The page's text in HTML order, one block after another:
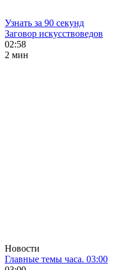
Узнать за 90 секунд
Заговор искусствоведов
02:58
2 мин
Новости
Главные темы часа. 03:00